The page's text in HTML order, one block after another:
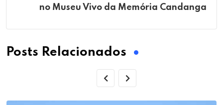
no Museu Vivo da Memória Candanga
Posts Relacionados